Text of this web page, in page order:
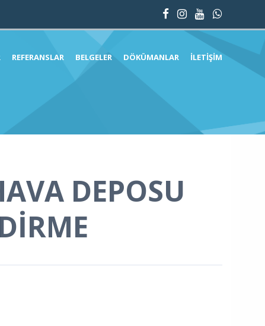
REFERANSLAR BELGELER DÖKÜMANLAR İLETIŞIM
DEPOSU